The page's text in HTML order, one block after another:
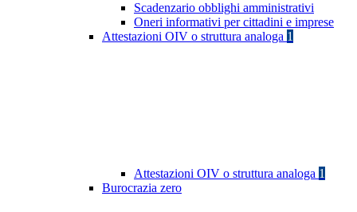
Scadenzario obblighi amministrativi
Oneri informativi per cittadini e imprese
Attestazioni OIV o struttura analoga 1
Attestazioni OIV o struttura analoga 1
Burocrazia zero